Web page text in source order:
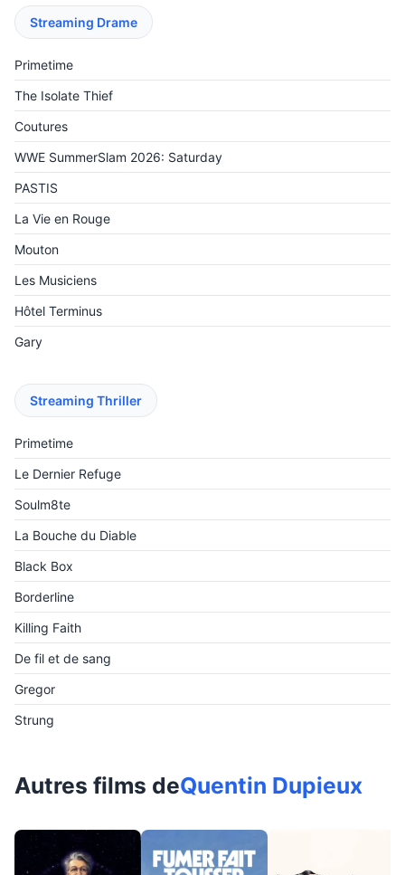
Streaming Drame
Primetime
The Isolate Thief
Coutures
WWE SummerSlam 2026: Saturday
PASTIS
La Vie en Rouge
Mouton
Les Musiciens
Hôtel Terminus
Gary
Streaming Thriller
Primetime
Le Dernier Refuge
Soulm8te
La Bouche du Diable
Black Box
Borderline
Killing Faith
De fil et de sang
Gregor
Strung
Autres films deQuentin Dupieux